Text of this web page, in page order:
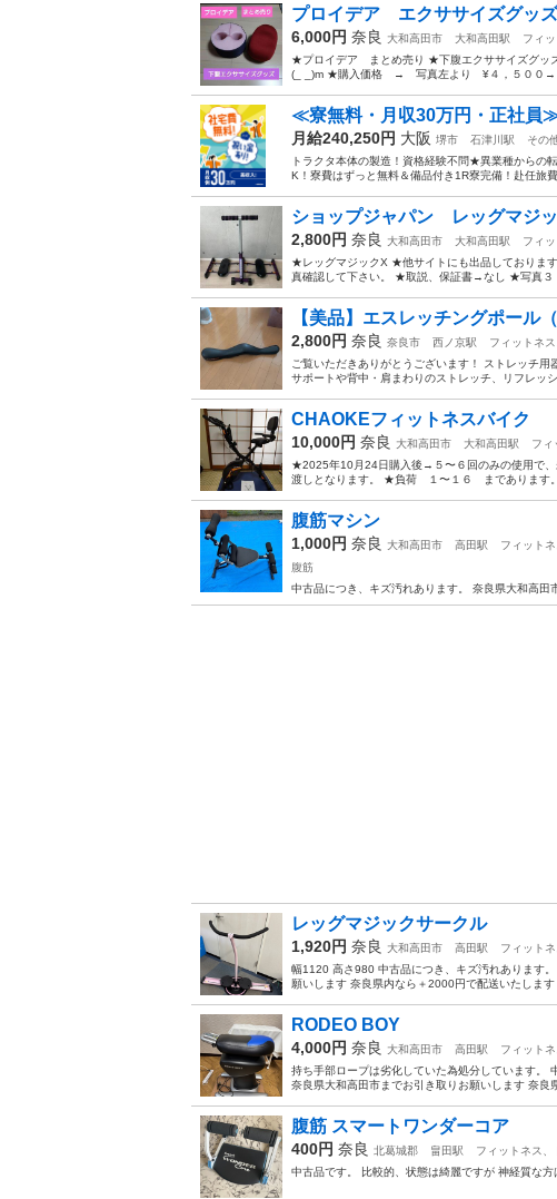
プロイデア エクササイズグッ
6,000円 奈良 大和高田市 大和高田駅
フィ
★プロイデア まとめ売り ★下腹エクササイズグッ
(_ _)m ★購入価格 → 写真左より ¥４，５００
≪寮無料・月収30万円・正社員
月給240,250円 大阪 堺市 石津川駅
その
トラクタ本体の製造！資格経験不問★異業種からの
K！寮費はずっと無料＆備品付き1R寮完備！赴任旅
ショップジャパン レッグマジ
2,800円 奈良 大和高田市 大和高田駅
フィ
★レッグマジックX ★他サイトにも出品しておりま
真確認して下さい。 ★取説、保証書→なし ★写真
【美品】エスレッチングポール
2,800円 奈良 奈良市 西ノ京駅
フィットネ
ご覧いただきありがとうございます！ ストレッチ
サポートや背中・肩まわりのストレッチ、リフレッ
CHAOKEフィットネスバイク
10,000円 奈良 大和高田市 大和高田駅
フィ
★2025年10月24日購入後→５〜６回のみの使用で
渡しとなります。 ★負荷 １〜１６ まであります
腹筋マシン
1,000円 奈良 大和高田市 高田駅
フィット
腹筋
中古品につき、キズ汚れあります。 奈良県大和高
レッグマジックサークル
1,920円 奈良 大和高田市 高田駅
フィット
幅1120 高さ980 中古品につき、キズ汚れあります
願いします 奈良県内なら＋2000円で配送いたします
RODEO BOY
4,000円 奈良 大和高田市 高田駅
フィット
持ち手部ロープは劣化していた為処分しています
奈良県大和高田市までお引き取りお願いします 奈
腹筋 スマートワンダーコア
400円 奈良 北葛城郡 畠田駅
フィットネス
中古品です。 比較的、状態は綺麗ですが 神経質な